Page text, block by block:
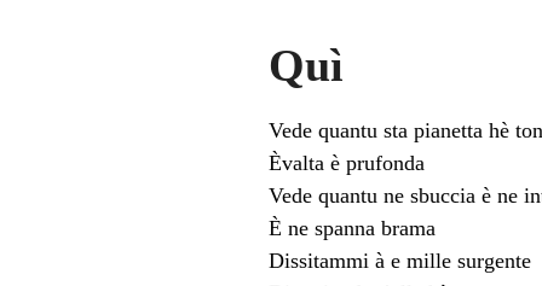
Quì
Vede quantu sta pianetta hè
Èvalta è prufonda
Vede quantu ne sbuccia è ne
È ne spanna brama
Dissitammi à e mille surgente